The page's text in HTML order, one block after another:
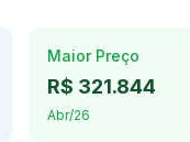
Maior Preço
R$ 321.844
Abr/26